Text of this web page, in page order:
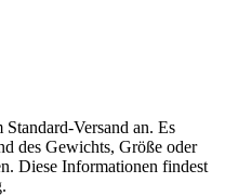
Versand an. Es
des Gewichts, Größe oder
Diese Informationen findest